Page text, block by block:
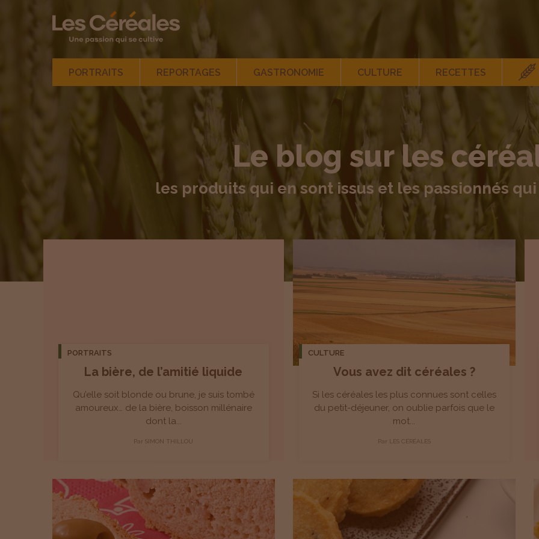
Navigation
PORTRAITS REPORTAGES GASTRONOMIE CULTURE RECETTES
Le blog sur les
les produits qui en sont issus et les passionnés
PORTRAITS
La bière, de l’amitié liquide
Qu’elle soit blonde ou brune, je suis tombé
amoureux… de la bière, boisson millénaire
dont la...
ParSIMON THILLOU
CULTURE
Vous avez dit céréales ?
Si les céréales les plus connues sont celles
du petit-déjeuner, on oublie parfois que le
mot...
Par LES CÉRÉALES